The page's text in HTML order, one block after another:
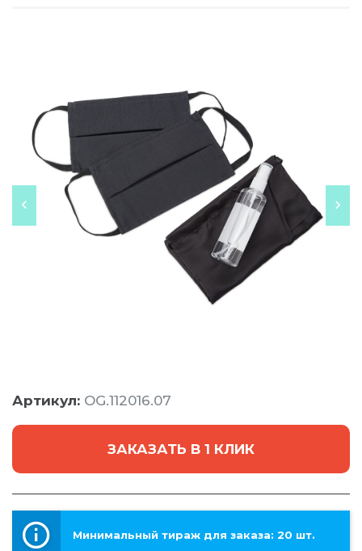
Артикул: OG.112016.07
ЗАКАЗАТЬ В 1 КЛИК
Минимальный тираж для заказа: 20 шт.